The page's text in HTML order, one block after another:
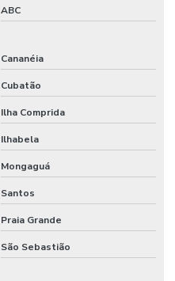
ABC
Cananéia
Cubatão
Ilha Comprida
Ilhabela
Mongaguá
Santos
Praia Grande
São Sebastião